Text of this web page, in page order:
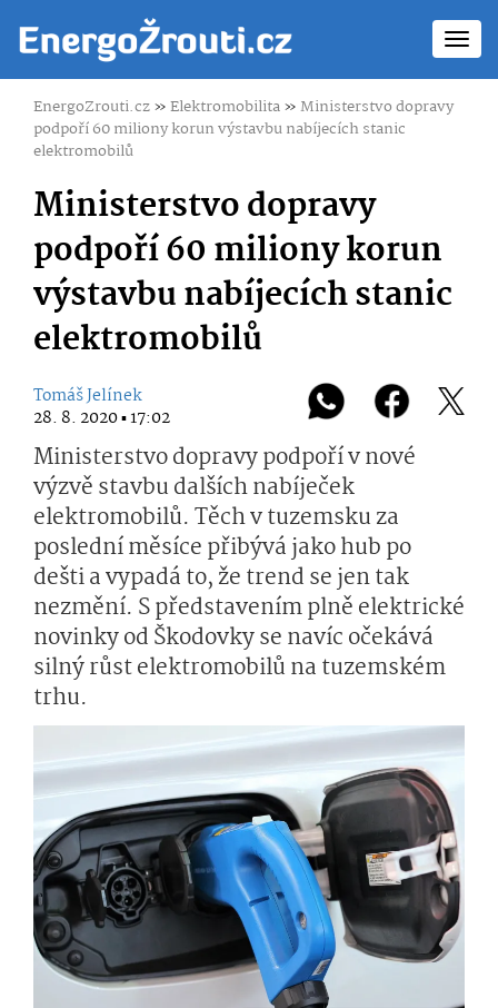
EnergoZrouti.cz»Elektromobilita»Ministerstvo dopravy
podpoří 60 miliony korun výstavbu nabíjecích stanic
elektromobilů
Ministerstvo dopravy
podpoří 60 miliony korun
výstavbu nabíjecích stanic
elektromobilů
Tomáš Jelínek
28. 8. 2020 ▪ 17:02
Ministerstvo dopravy podpoří v nové
výzvě stavbu dalších nabíječek
elektromobilů. Těch v tuzemsku za
poslední měsíce přibývá jako hub po
dešti a vypadá to, že trend se jen tak
nezmění. S představením plně elektrické
novinky od Škodovky se navíc očekává
silný růst elektromobilů na tuzemském
trhu.